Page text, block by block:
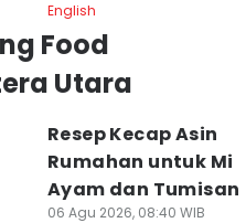
English
Food
Utara
Resep Kecap Asin
Rumahan untuk Mi
Ayam dan Tumisan
06 Agu 2026, 08:40 WIB